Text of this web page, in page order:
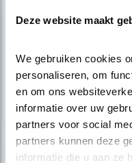
Deze website maakt
We gebruiken cookies
personaliseren, om
en om ons
informatie over uw
partners voor social
partners kunnen deze
informatie die u aan ze